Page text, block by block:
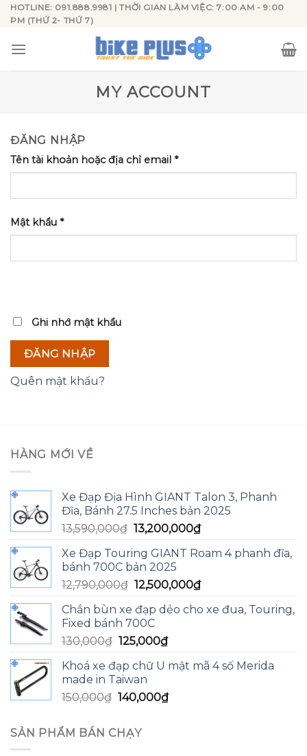
Skip
content
HOTLINE: 091.888.9981 | THỜI GIAN LÀM VIỆC: 7:00 AM - 9:00
PM (THỨ 2- THỨ 7)
MY ACCOUNT
ĐĂNG NHẬP
Tên tài khoản hoặc địa chỉ email *
Mật khẩu *
Ghi nhớ mật khẩu
ĐĂNG NHẬP
Quên mật khẩu?
HÀNG MỚI VỀ
Xe Đạp Địa Hình GIANT Talon 3, Phanh
Đĩa, Bánh 27.5 Inches bản 2025
13,590,000₫ Giá
là:
13,590,000₫.
13,200,000₫Giá
tại
13,200,000₫.
Xe Đạp Touring GIANT Roam 4 phanh đĩa,
bánh 700C bản 2025
12,790,000₫ Giá
là:
12,790,000₫.
12,500,000₫Giá
tại
Chắn bùn xe đạp dẻo cho xe đua, Touring,
Fixed bánh 700C
130,000₫ Giá
là:
130,000₫.
125,000₫Giá
tại
125,000₫.
Khoá xe đạp chữ U mật mã 4 số Merida
made in Taiwan
150,000₫ Giá
là:
150,000₫.
140,000₫Giá
SẢN PHẨM BÁN CHẠY